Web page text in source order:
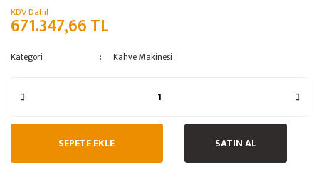
KDV Dahil
671.347,66 TL
Kategori Kahve Makinesi
SEPETE EKLE SATIN AL